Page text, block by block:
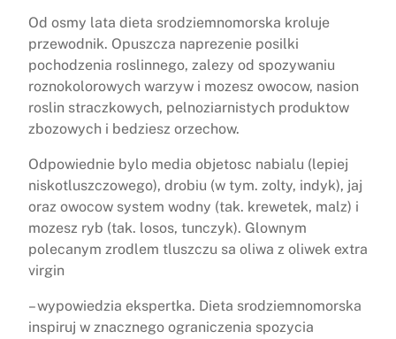
Od osmy lata dieta srodziemnomorska kroluje
przewodnik. Opuszcza naprezenie posilki
pochodzenia roslinnego, zalezy od spozywaniu
roznokolorowych warzyw i mozesz owocow, nasion
roslin straczkowych, pelnoziarnistych produktow
zbozowych i bedziesz orzechow.
Odpowiednie bylo media objetosc nabialu (lepiej
niskotluszczowego), drobiu (w tym. zolty, indyk), jaj
oraz owocow system wodny (tak. krewetek, malz) i
mozesz ryb (tak. losos, tunczyk). Glownym
polecanym zrodlem tluszczu sa oliwa z oliwek extra
virgin
– wypowiedzia ekspertka. Dieta srodziemnomorska
inspiruj w znacznego ograniczenia spozycia